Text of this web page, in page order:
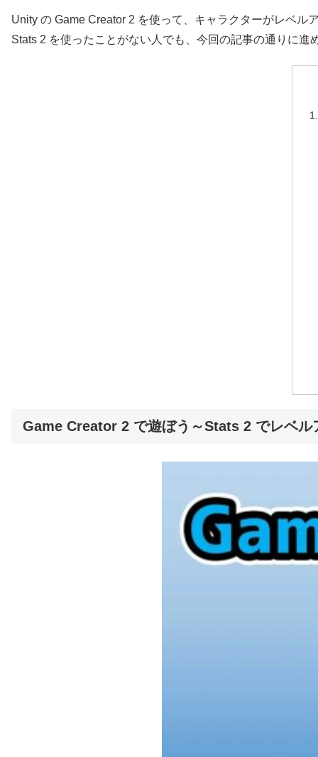
Unity の Game Creator 2 を使って、キャラクターがレベル
Stats 2 を使ったことがない人でも、今回の記事の通りに進
Game Creator 2 で遊ぼう～Stats 2 でレベル